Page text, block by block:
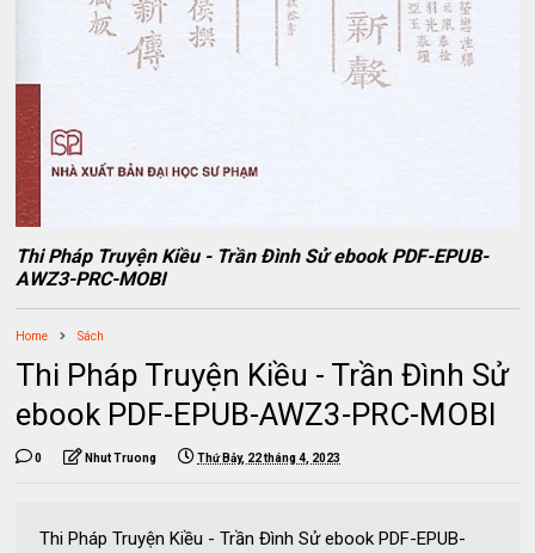
Thi Pháp Truyện Kiều - Trần Đình Sử ebook PDF-EPUB-
AWZ3-PRC-MOBI
Home Sách
Thi Pháp Truyện Kiều - Trần Đình Sử
ebook PDF-EPUB-AWZ3-PRC-MOBI
0 Nhut Truong Thứ Bảy, 22 tháng 4, 2023
Thi Pháp Truyện Kiều - Trần Đình Sử ebook PDF-EPUB-